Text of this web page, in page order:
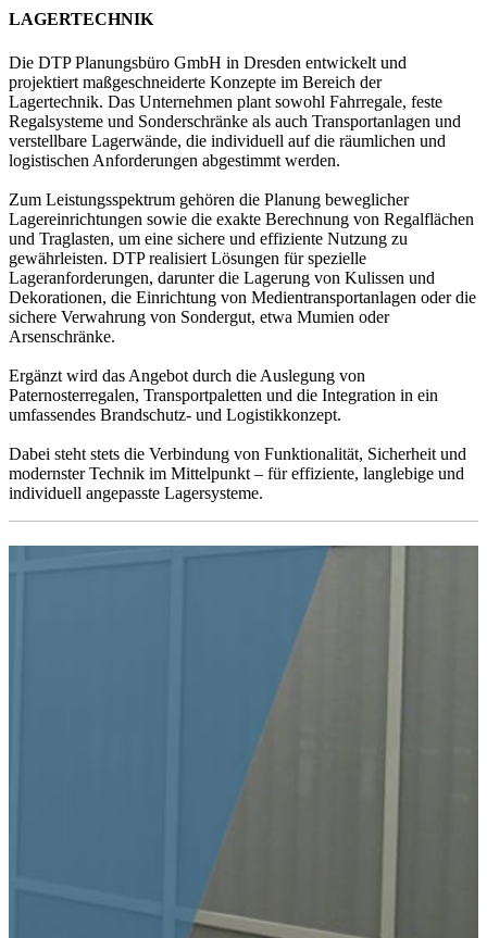
LAGERTECHNIK
Die DTP Planungsbüro GmbH in Dresden entwickelt und
projektiert maßgeschneiderte Konzepte im Bereich der
Lagertechnik. Das Unternehmen plant sowohl Fahrregale, feste
Regalsysteme und Sonderschränke als auch Transportanlagen und
verstellbare Lagerwände, die individuell auf die räumlichen und
logistischen Anforderungen abgestimmt werden.
Zum Leistungsspektrum gehören die Planung beweglicher
Lagereinrichtungen sowie die exakte Berechnung von Regalflächen
und Traglasten, um eine sichere und effiziente Nutzung zu
gewährleisten. DTP realisiert Lösungen für spezielle
Lageranforderungen, darunter die Lagerung von Kulissen und
Dekorationen, die Einrichtung von Medientransportanlagen oder die
sichere Verwahrung von Sondergut, etwa Mumien oder
Arsenschränke.
Ergänzt wird das Angebot durch die Auslegung von
Paternosterregalen, Transportpaletten und die Integration in ein
umfassendes Brandschutz- und Logistikkonzept.
Dabei steht stets die Verbindung von Funktionalität, Sicherheit und
modernster Technik im Mittelpunkt – für effiziente, langlebige und
individuell angepasste Lagersysteme.
FAHRREGALE
Wir beraten Sie gern über alle ortsfesten und beweglichen
Lagereinrichtungen. Ihre Vorhaben werden durch uns entsprechend
den aktuellen Richtlinien für Lagereinrichtungen und Lagergeräte
Regallagerflächen nach dem verfügbaren Lagerraum, dem
Ansprechpartner für alle Bereiche finden Sie ➜
Sonderschränke